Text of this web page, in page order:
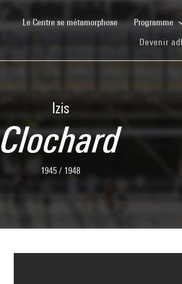
Le Centre se métamorphose(current)Programme
Devenir
Izis
Clochard
1945 / 1948